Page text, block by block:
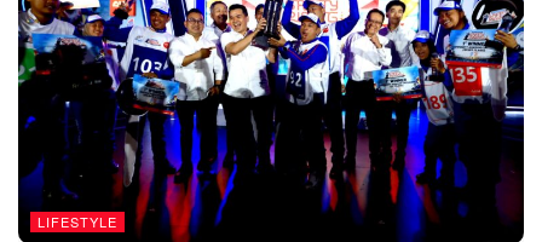
LIFESTYLE